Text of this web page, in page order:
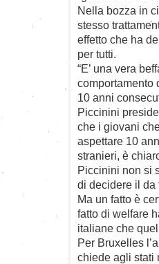
Nella bozza in
stesso
effetto che ha
per tutti.
“E’ una vera
comportamento
10 anni
Piccinini
che i giovani
aspettare 10
stranieri, è
Piccinini non si
di decidere il da
Ma un fatto è
fatto di welfare
italiane che
Per Bruxelles
chiede agli stati